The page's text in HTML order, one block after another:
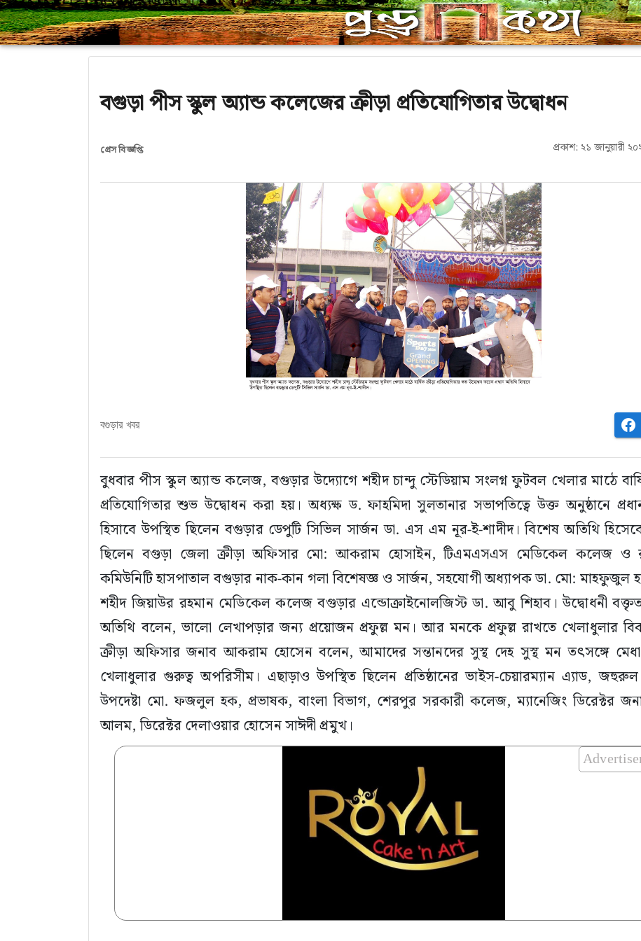
বগুড়া পীস স্কুল অ্যান্ড কলেজের ক্রীড়া প্রতিযোগিতার উদ্বোধন
প্রেস বিজ্ঞপ্তি প্রকাশ: ২১ জানুয়ারী
বগুড়ার খবর
বুধবার পীস স্কুল অ্যান্ড কলেজ, বগুড়ার উদ্যোগে শহীদ চান্দু স্টেডিয়াম সংলগ্ন ফুটবল খেলার মাঠে
প্রতিযোগিতার শুভ উদ্বোধন করা হয়। অধ্যক্ষ ড. ফাহমিদা সুলতানার সভাপতিত্বে উক্ত অনুষ্ঠানে
হিসাবে উপস্থিত ছিলেন বগুড়ার ডেপুটি সিভিল সার্জন ডা. এস এম নূর-ই-শাদীদ। বিশেষ অতিথি
ছিলেন বগুড়া জেলা ক্রীড়া অফিসার মো: আকরাম হোসাইন, টিএমএসএস মেডিকেল কলেজ ও
কমিউনিটি হাসপাতাল বগুড়ার নাক-কান গলা বিশেষজ্ঞ ও সার্জন, সহযোগী অধ্যাপক ডা. মো: মাহফুজুল
শহীদ জিয়াউর রহমান মেডিকেল কলেজ বগুড়ার এন্ডোক্রাইনোলজিস্ট ডা. আবু শিহাব। উদ্বোধনী
অতিথি বলেন, ভালো লেখাপড়ার জন্য প্রয়োজন প্রফুল্ল মন। আর মনকে প্রফুল্ল রাখতে খেলাধুলার
ক্রীড়া অফিসার জনাব আকরাম হোসেন বলেন, আমাদের সন্তানদের সুস্থ দেহ সুস্থ মন তৎসঙ্গে
খেলাধুলার গুরুত্ব অপরিসীম। এছাড়াও উপস্থিত ছিলেন প্রতিষ্ঠানের ভাইস-চেয়ারম্যান এ্যাড,
উপদেষ্টা মো. ফজলুল হক, প্রভাষক, বাংলা বিভাগ, শেরপুর সরকারী কলেজ, ম্যানেজিং ডিরেক্টর
আলম, ডিরেক্টর দেলাওয়ার হোসেন সাঈদী প্রমুখ।